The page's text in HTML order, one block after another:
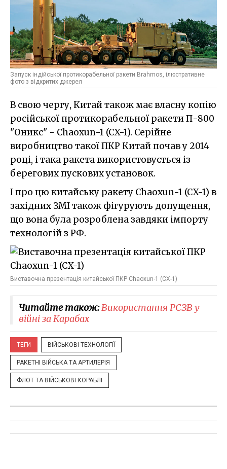
Запуск індійської протикорабельної ракети Brahmos, ілюстративне
фото з відкритих джерел
В свою чергу, Китай також має власну копію
російської протикорабельної ракети П-800
"Оникс" - Chaoxun-1 (CX-1). Серійне
виробництво такої ПКР Китай почав у 2014
році, і така ракета використовується із
берегових пускових установок.
І про цю китайську ракету Chaoxun-1 (CX-1) в
західних ЗМІ також фігурують допущення,
що вона була розроблена завдяки імпорту
технологій з РФ.
Виставочна презентація китайської ПКР Chaoxun-1 (CX-1)
Читайте також:Використання РСЗВ у
війні за Карабах
ТЕГИ ВІЙСЬКОВІ ТЕХНОЛОГІЇ
РАКЕТНІ ВІЙСЬКА ТА АРТИЛЕРІЯ
ФЛОТ ТА ВІЙСЬКОВІ КОРАБЛІ